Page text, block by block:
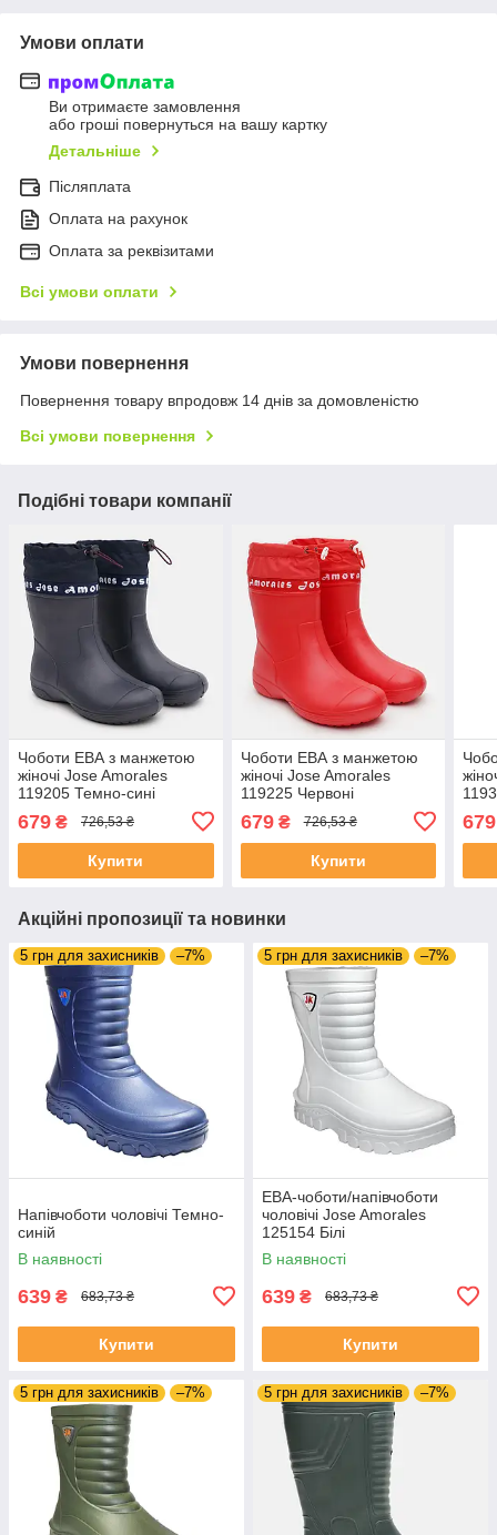
Умови оплати
Ви отримаєте замовлення
або гроші повернуться на вашу картку
Детальніше
Післяплата
Оплата на рахунок
Оплата за реквізитами
Всі умови оплати
Умови повернення
Повернення товару впродовж 14 днів за домовленістю
Всі умови повернення
Подібні товари компанії
Чоботи ЕВА з манжетою
жіночі Jose Amorales
119205 Темно-сині
679 ₴ 726,53 ₴
Купити
Чоботи ЕВА з манжетою
жіночі Jose Amorales
119225 Червоні
679₴ 726,53 ₴
Купити
679
Акційні пропозиції та новинки
5 грн для захисників –7%
Напівчоботи чоловічі Темно-
синій
В наявності
639 ₴ 683,73 ₴
Купити
5 грн для захисників –7%
ЕВА-чоботи/напівчоботи
чоловічі Jose Amorales
125154 Білі
В наявності
639 ₴ 683,73 ₴
Купити
5 грн для захисників –7% 5 грн для захисників –7%